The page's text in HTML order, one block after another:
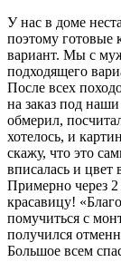
У нас в доме
поэтому готовые
вариант. Мы с
подходящего
После всех
на заказ под
обмерил,
хотелось, и
скажу, что это
вписалась и цвет
Примерно через
красавицу!
помучиться с
получился
Большое всем